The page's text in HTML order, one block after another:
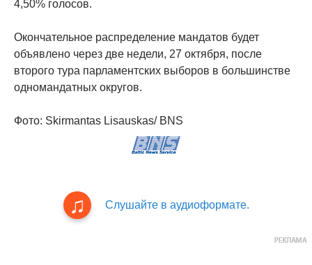
4,50% голосов.
Окончательное распределение мандатов будет
объявлено через две недели, 27 октября, после
второго тура парламентских выборов в большинстве
одномандатных округов.
Фото: Skirmantas Lisauskas/ BNS
Слушайте в аудиоформате.